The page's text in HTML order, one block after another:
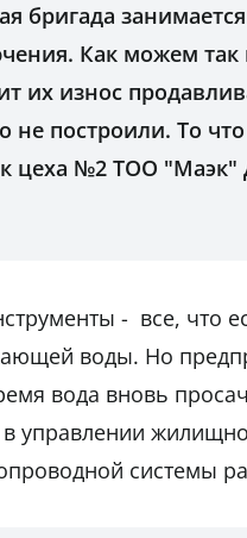
бригада
Как можем
их износ
не построили. То
цеха №2 ТОО "Маэк"
- все, что
воды. Но
вода вновь
в управлении
системы